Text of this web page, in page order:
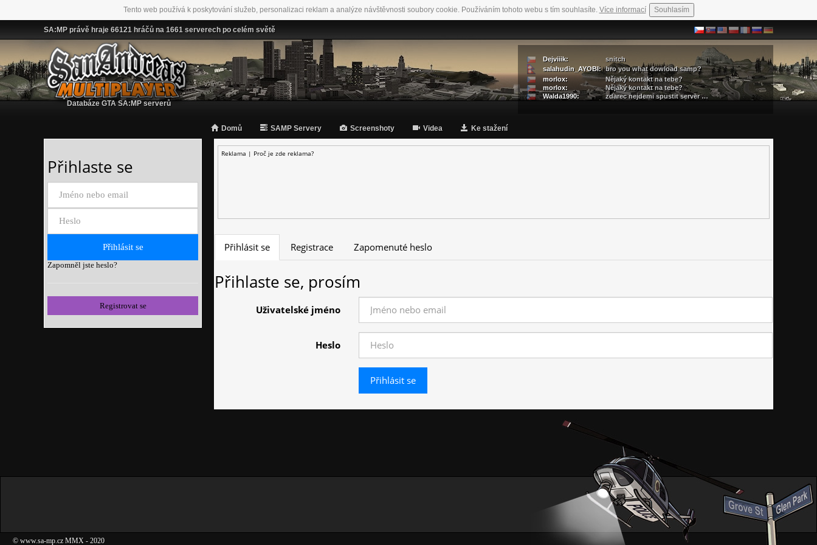
Tento web používá k poskytování služeb, personalizaci reklam a analýze návštěvnosti soubory cookie. Používáním tohoto webu s tím souhlasíte. Více informací Souhlasím
SA:MP právě hraje 66121 hráčů na 1661 serverech po celém světě
Databáze GTA SA:MP serverů
Dejviiik:
snitch
salahudin_AYOBI: bro you what dowload samp?
morlox:
Nějaký kontakt na tebe?
morlox:
Nějaký kontakt na tebe?
Walda1990:
zdarec nejdemi spustit server …
Domů SAMP Servery Screenshoty Videa Ke stažení
Reklama | Proč je zde reklama?
Přihlásit se Registrace Zapomenuté heslo
Přihlaste se, prosím
Uživatelské jméno
Heslo
Přihlaste se
Zapomněl jste heslo?
Registrovat se
© www.sa-mp.cz MMX - 2020